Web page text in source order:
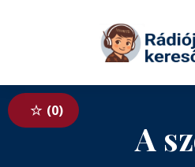
Tovább a tartalomhoz
0
A